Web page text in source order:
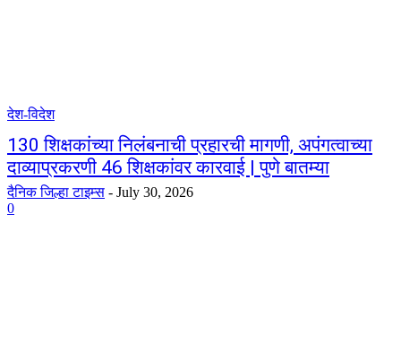
देश-विदेश
130 शिक्षकांच्या निलंबनाची प्रहारची मागणी, अपंगत्वाच्या
दाव्याप्रकरणी 46 शिक्षकांवर कारवाई | पुणे बातम्या
दैनिक जिल्हा टाइम्स - July 30, 2026
0